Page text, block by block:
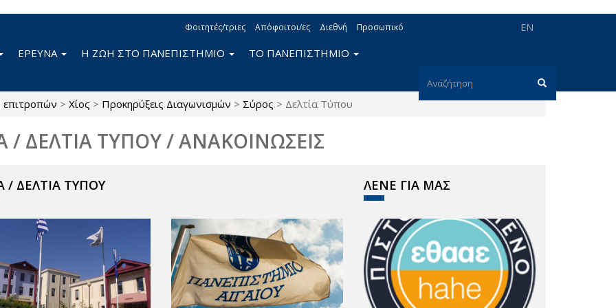
EN
Φοιτητές/τριες Απόφοιτοι/ες Διεθνή Προσωπικό
Φόρμα
ΕΡΕΥΝΑ Η ΖΩΗ ΣΤΟ ΠΑΝΕΠΙΣΤΗΜΙΟ ΤΟ ΠΑΝΕΠΙΣΤΗΜΙΟ
επιτροπών > Χίος > Προκηρύξεις Διαγωνισμών > Σύρος > Δελτία Τύπου
/ ΔΕΛΤΙΑ ΤΥΠΟΥ / ΑΝΑΚΟΙΝΩΣΕΙΣ
/ ΔΕΛΤΙΑ ΤΥΠΟΥ ΛΕΝΕ ΓΙΑ ΜΑΣ